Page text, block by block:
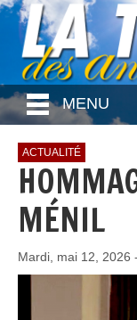
MENU
ACTUALITÉ
MÉNIL
Mardi, mai 12, 2026